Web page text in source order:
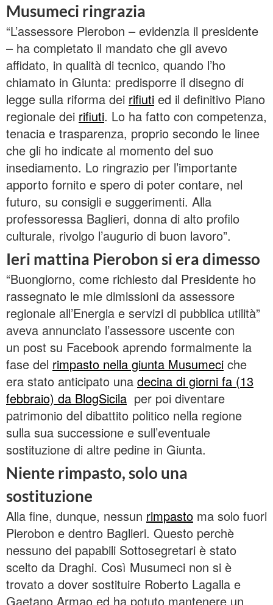
Musumeci ringrazia
“L’assessore Pierobon – evidenzia il presidente
– ha completato il mandato che gli avevo
affidato, in qualità di tecnico, quando l’ho
chiamato in Giunta: predisporre il disegno di
legge sulla riforma dei rifiuti ed il definitivo Piano
regionale dei rifiuti. Lo ha fatto con competenza,
tenacia e trasparenza, proprio secondo le linee
che gli ho indicate al momento del suo
insediamento. Lo ringrazio per l’importante
apporto fornito e spero di poter contare, nel
futuro, su consigli e suggerimenti. Alla
professoressa Baglieri, donna di alto profilo
culturale, rivolgo l’augurio di buon lavoro”.
Ieri mattina Pierobon si era dimesso
“Buongiorno, come richiesto dal Presidente ho
rassegnato le mie dimissioni da assessore
regionale all’Energia e servizi di pubblica utilità”
aveva annunciato l’assessore uscente con
un post su Facebook aprendo formalmente la
fase del rimpasto nella giunta Musumeci che
era stato anticipato una decina di giorni fa (13
febbraio) da BlogSicila per poi diventare
patrimonio del dibattito politico nella regione
sulla sua successione e sull’eventuale
sostituzione di altre pedine in Giunta.
Niente rimpasto, solo una
sostituzione
Alla fine, dunque, nessun rimpasto ma solo fuori
Pierobon e dentro Baglieri. Questo perchè
nessuno dei papabili Sottosegretari è stato
scelto da Draghi. Così Musumeci non si è
trovato a dover sostituire Roberto Lagalla e
Gaetano Armao ed ha potuto mantenere un